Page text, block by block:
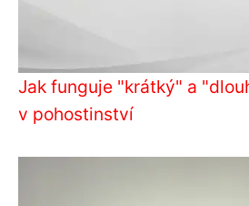
Jak funguje "krátký" a
v pohostinství